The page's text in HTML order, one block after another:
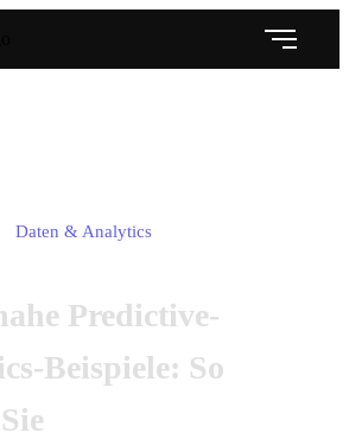
Daten & Analytics
Predictive-
Beispiele: So